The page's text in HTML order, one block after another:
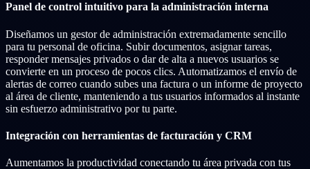
Panel de control intuitivo para la administración interna
Diseñamos un gestor de administración extremadamente sencillo
para tu personal de oficina. Subir documentos, asignar tareas,
responder mensajes privados o dar de alta a nuevos usuarios se
convierte en un proceso de pocos clics. Automatizamos el envío de
alertas de correo cuando subes una factura o un informe de proyecto
al área de cliente, manteniendo a tus usuarios informados al instante
sin esfuerzo administrativo por tu parte.
Integración con herramientas de facturación y CRM
Aumentamos la productividad conectando tu área privada con tus